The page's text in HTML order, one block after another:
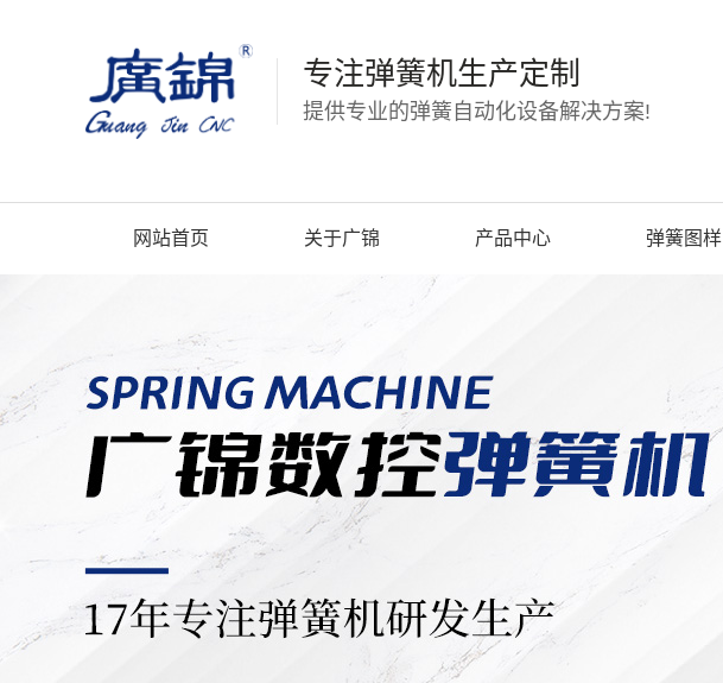
专注弹簧机生产定制
提供专业的弹簧自动化设备解决方案!
网站首页 关于广锦 产品中心 弹簧图样